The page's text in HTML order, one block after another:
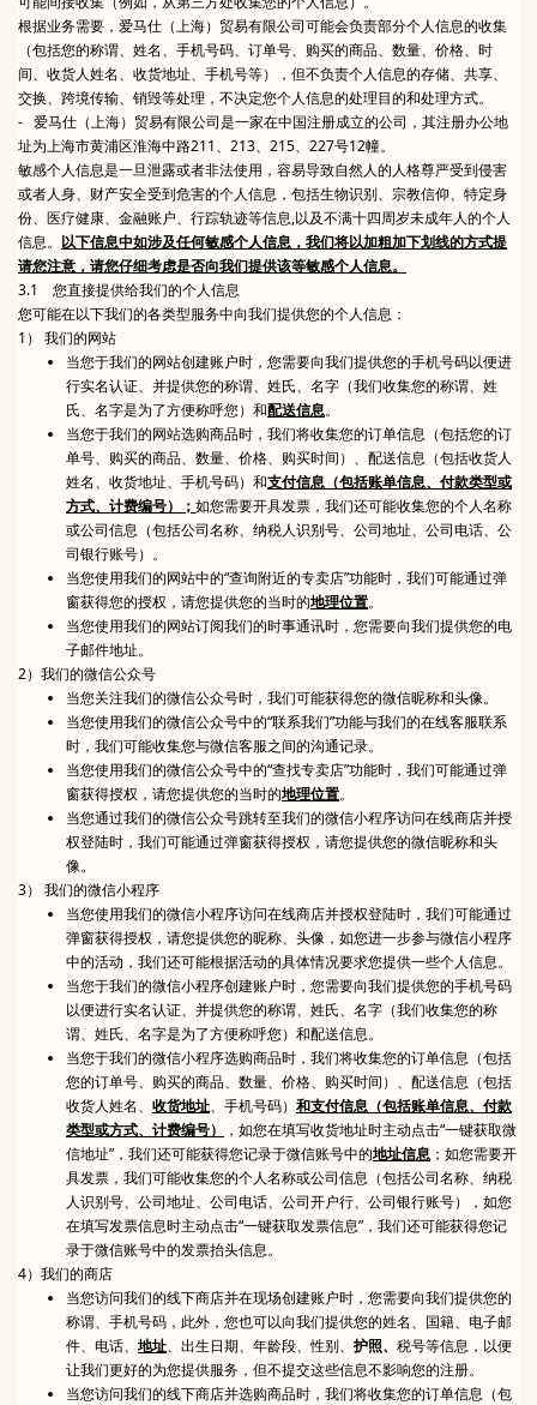
根据业务需要，爱马仕（上海）贸易有限公司可能会负责部分个人信息的收集
（包括您的称谓、姓名、手机号码、订单号、购买的商品、数量、价格、时
间、收货人姓名、收货地址、手机号等），但不负责个人信息的存储、共享、
交换、跨境传输、销毁等处理，不决定您个人信息的处理目的和处理方式。
- 爱马仕（上海）贸易有限公司是一家在中国注册成立的公司，其注册办公地
址为上海市黄浦区淮海中路211、213、215、227号12幢。
敏感个人信息是一旦泄露或者非法使用，容易导致自然人的人格尊严受到侵害
或者人身、财产安全受到危害的个人信息，包括生物识别、宗教信仰、特定身
份、医疗健康、金融账户、行踪轨迹等信息,以及不满十四周岁未成年人的个人
信息。 以下信息中如涉及任何敏感个人信息，我们将以加粗加下划线的方式提
请您注意，请您仔细考虑是否向我们提供该等敏感个人信息。
3.1 您直接提供给我们的个人信息
您可能在以下我们的各类型服务中向我们提供您的个人信息：
1） 我们的网站
当您于我们的网站创建账户时，您需要向我们提供您的手机号码以便进
行实名认证、并提供您的称谓、姓氏、名字（我们收集您的称谓、姓
氏、名字是为了方便称呼您）和配送信息。
当您于我们的网站选购商品时，我们将收集您的订单信息（包括您的订
单号、购买的商品、数量、价格、购买时间）、配送信息（包括收货人
姓名、收货地址、手机号码）和支付信息（包括账单信息、付款类型或
方式、计费编号）； 如您需要开具发票，我们还可能收集您的个人名称
或公司信息（包括公司名称、纳税人识别号、公司地址、公司电话、公
司银行账号）。
当您使用我们的网站中的“查询附近的专卖店”功能时，我们可能通过弹
窗获得您的授权，请您提供您的当时的地理位置。
当您使用我们的网站订阅我们的时事通讯时，您需要向我们提供您的电
子邮件地址。
2）我们的微信公众号
当您关注我们的微信公众号时，我们可能获得您的微信昵称和头像。
当您使用我们的微信公众号中的“联系我们”功能与我们的在线客服联系
时，我们可能收集您与微信客服之间的沟通记录。
当您使用我们的微信公众号中的“查找专卖店”功能时，我们可能通过弹
窗获得授权，请您提供您的当时的地理位置。
当您通过我们的微信公众号跳转至我们的微信小程序访问在线商店并授
权登陆时，我们可能通过弹窗获得授权，请您提供您的微信昵称和头
像。
3） 我们的微信小程序
当您使用我们的微信小程序访问在线商店并授权登陆时，我们可能通过
弹窗获得授权，请您提供您的昵称、头像，如您进一步参与微信小程序
中的活动，我们还可能根据活动的具体情况要求您提供一些个人信息。
当您于我们的微信小程序创建账户时，您需要向我们提供您的手机号码
以便进行实名认证、并提供您的称谓、姓氏、名字（我们收集您的称
谓、姓氏、名字是为了方便称呼您）和配送信息。
当您于我们的微信小程序选购商品时，我们将收集您的订单信息（包括
您的订单号、购买的商品、数量、价格、购买时间）、配送信息（包括
收货人姓名、 收货地址、手机号码） 和支付信息（包括账单信息、付款
类型或方式、计费编号）
，如您在填写收货地址时主动点击“一键获取微
信地址”，我们还可能获得您记录于微信账号中的地址信息 ；如您需要开
具发票，我们可能收集您的个人名称或公司信息（包括公司名称、纳税
人识别号、公司地址、公司电话、公司开户行、公司银行账号），如您
在填写发票信息时主动点击“一键获取发票信息”，我们还可能获得您记
录于微信账号中的发票抬头信息。
4）我们的商店
当您访问我们的线下商店并在现场创建账户时，您需要向我们提供您的
称谓、手机号码，此外，您也可以向我们提供您的姓名、国籍、电子邮
件、电话、 地址、出生日期、年龄段、性别、 护照、 税号等信息，以便
让我们更好的为您提供服务，但不提交这些信息不影响您的注册。
当您访问我们的线下商店并选购商品时，我们将收集您的订单信息（包